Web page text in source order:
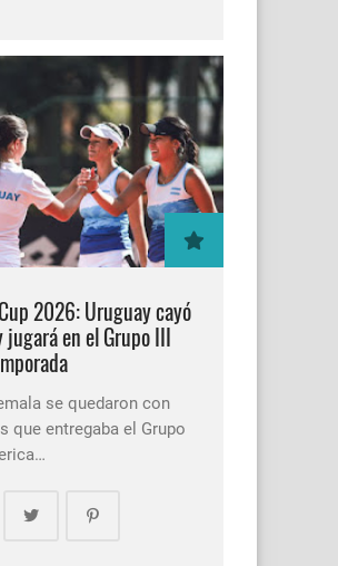
2026: Uruguay cayó
en el Grupo III
se quedaron con
que entregaba el Grupo